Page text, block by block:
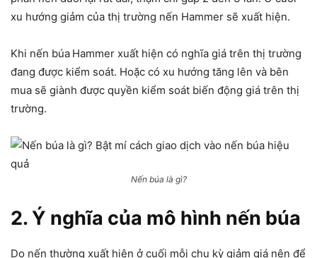
xu hướng giảm của thị trường nến Hammer sẽ xuất hiện.
Khi nến búa Hammer xuất hiện có nghĩa giá trên thị trường
đang được kiểm soát. Hoặc có xu hướng tăng lên và bên
mua sẽ giành được quyền kiểm soát biến động giá trên thị
trường.
Nến búa là gì?
2. Ý nghĩa của mô hình nến búa
Do nến thường xuất hiện ở cuối mỗi chu kỳ giảm giá nên để